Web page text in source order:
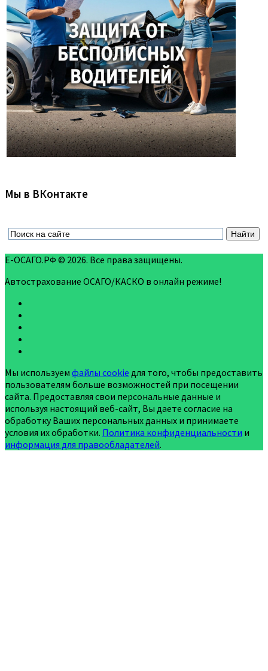
Мы в ВКонтакте
Е-ОСАГО.РФ © 2026. Все права защищены.
Автострахование ОСАГО/КАСКО в онлайн режиме!
Мы используем файлы cookie для того, чтобы предоставить
пользователям больше возможностей при посещении
сайта. Предоставляя свои персональные данные и
используя настоящий веб-сайт, Вы даете согласие на
обработку Ваших персональных данных и принимаете
условия их обработки. Политика конфиденциальности и
информация для правообладателей.